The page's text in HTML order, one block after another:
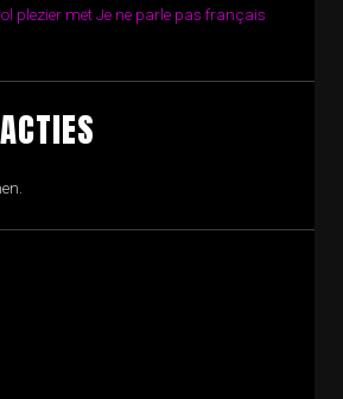
plezier met Je ne parle pas français